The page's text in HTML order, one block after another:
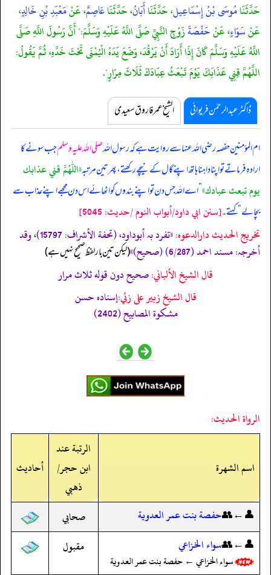
حَدَّثَنَامُوسَى بْنُ إِسْمَاعِيل، حَدَّثَنَاأَبَانُ، حَدَّثَنَاعَاصِمٌ، عَنْمَعْبَدِ بْنِ خَالِدٍ،
عَنْسَوَاءٍ، عَنْحَفْصَةَزَوْجِ النَّبِيِّ صَلَّى اللَّهُ عَلَيْهِ وَسَلَّمَ:" أَنَّ رَسُولَ اللَّهِ صَلَّى
اللَّهُ عَلَيْهِ وَسَلَّمَ كَانَ إِذَا أَرَادَ أَنْ يَرْقُدَ، وَضَعَ يَدَهُ الْيُمْنَى تَحْتَ خَدِّهِ، ثُمَّ يَقُولُ:
اللَّهُمَّ قِنِي عَذَابَكَ يَوْمَ تَبْعَثُ عِبَادَكَ ثَلَاثَ مِرَارٍ".
ڈاکٹر عبدالرحمٰن فریوائی الشیخ عمر فاروق سعیدی
ام المؤمنین حفصہ رضی اللہ عنہا سے روایت ہے کہرسول اللہصلی اللہ علیہ وسلمجب سونے کا
ارادہ فرماتے تو اپنا داہنا ہاتھ اپنے گال کے نیچے رکھتے، پھر تین مرتبہ«اللهم قني عذابك
يوم تبعث عبادك»”اے اللہ جس دن تو اپنے بندوں کو اٹھائے اس دن مجھے اپنے عذاب سے
بچا لے“کہتے۔[سنن ابي داود/أبواب النوم /حدیث: 5045]
تخریج الحدیث دارالدعوہ:
«‏‏‏‏تفرد بہ أبوداود، (تحفة الأشراف: 15797)، وقد
أخرجہ: مسند احمد (6/287) (صحیح)»
‏‏‏‏ (لیکن تین بار لفظ صحیح نہیں ہے)
قال الشيخ الألباني:صحيح دون قوله ثلاث مرار
قال الشيخ زبير على زئي:إسناده حسن
مشكوة المصابيح (2402)
الرواة الحديث:
اسم الشهرة
الرتبة عند
ابن حجر/
ذهبي
أحاديث
👤←👥حفصة بنت عمر العدوية
صحابي
👤←👥سواء الخزاعي
سواء الخزاعي ← حفصة بنت عمر العدوية
مقبول